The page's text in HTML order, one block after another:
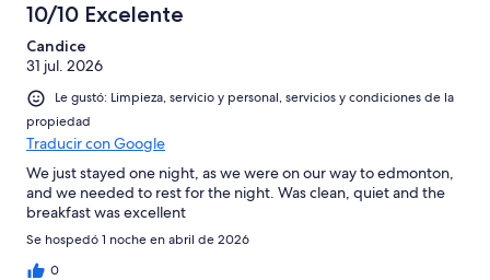
10/10 Excelente
Candice
31 jul. 2026
Le gustó: Limpieza, servicio y personal, servicios y condiciones de la
propiedad
Traducir con Google
We just stayed one night, as we were on our way to edmonton,
and we needed to rest for the night. Was clean, quiet and the
breakfast was excellent
Se hospedó 1 noche en abril de 2026
0